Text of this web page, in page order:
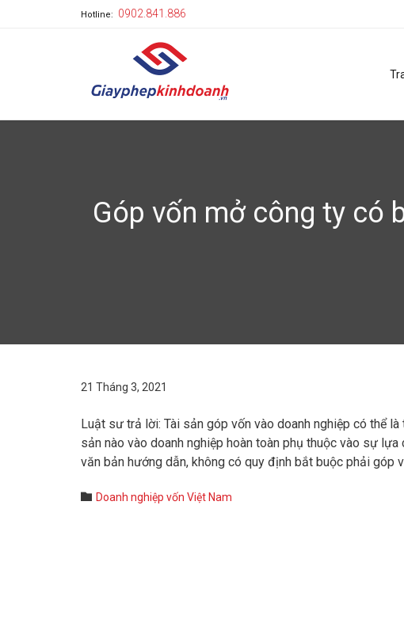
Hotline: 0902.841.886
Góp vốn mở công ty có
21 Tháng 3, 2021
Luật sư trả lời: Tài sản góp vốn vào doanh nghiệp có thể
sản nào vào doanh nghiệp hoàn toàn phụ thuộc vào sự
văn bản hướng dẫn, không có quy định bắt buộc phải góp
 Category
Doanh nghiệp vốn Việt Nam